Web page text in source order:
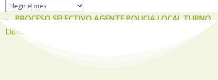
Histórico
de
noticias
←PROCESO SELECTIVO AGENTE POLICIA LOCAL TURNO
LIBRE Y TURNO MOBILIDAD